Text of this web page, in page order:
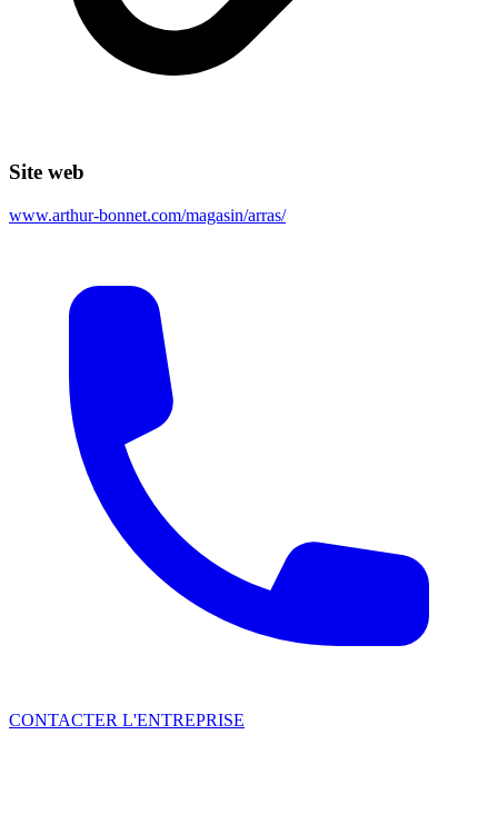
Site web
www.arthur-bonnet.com/magasin/arras/
CONTACTER L'ENTREPRISE